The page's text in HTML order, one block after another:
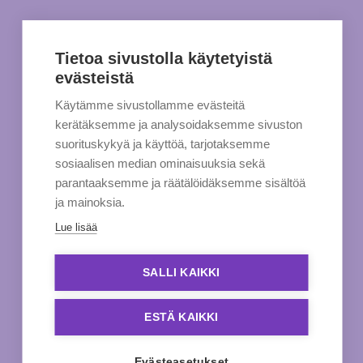
Tietoa sivustolla käytetyistä
evästeistä
Käytämme sivustollamme evästeitä
kerätäksemme ja analysoidaksemme sivuston
suorituskykyä ja käyttöä, tarjotaksemme
sosiaalisen median ominaisuuksia sekä
parantaaksemme ja räätälöidäksemme sisältöä
ja mainoksia.
Lue lisää
SALLI KAIKKI
ESTÄ KAIKKI